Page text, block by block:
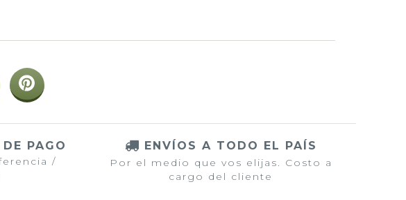
PAGO
/
ENVÍOS A TODO EL PAÍS
Por el medio que vos elijas. Costo a
cargo del cliente